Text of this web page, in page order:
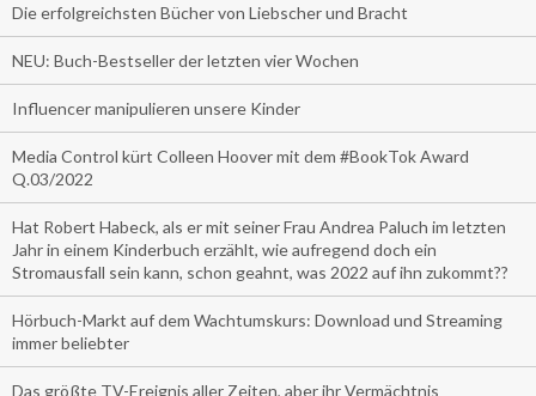
Die erfolgreichsten Bücher von Liebscher und Bracht
NEU: Buch-Bestseller der letzten vier Wochen
Influencer manipulieren unsere Kinder
Media Control kürt Colleen Hoover mit dem #BookTok Award
Q.03/2022
Hat Robert Habeck, als er mit seiner Frau Andrea Paluch im letzten
Jahr in einem Kinderbuch erzählt, wie aufregend doch ein
Stromausfall sein kann, schon geahnt, was 2022 auf ihn zukommt??
Hörbuch-Markt auf dem Wachtumskurs: Download und Streaming
immer beliebter
Das größte TV-Ereignis aller Zeiten, aber ihr Vermächtnis